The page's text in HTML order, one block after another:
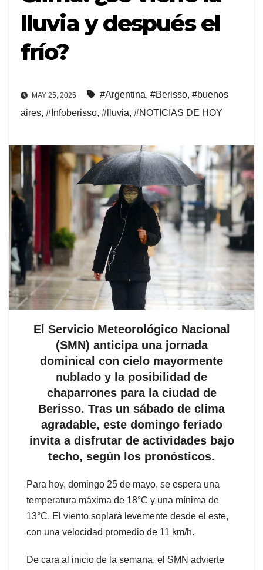
lluvia y después el
frío?
MAY 25, 2025 #Argentina, #Berisso, #buenos
aires, #Infoberisso, #lluvia, #NOTICIAS DE HOY
El Servicio Meteorológico Nacional
(SMN) anticipa una jornada
dominical con cielo mayormente
nublado y la posibilidad de
chaparrones para la ciudad de
Berisso. Tras un sábado de clima
agradable, este domingo feriado
invita a disfrutar de actividades bajo
techo, según los pronósticos.
Para hoy, domingo 25 de mayo, se espera una
temperatura máxima de 18°C y una mínima de
13°C. El viento soplará levemente desde el este,
con una velocidad promedio de 11 km/h.
De cara al inicio de la semana, el SMN advierte